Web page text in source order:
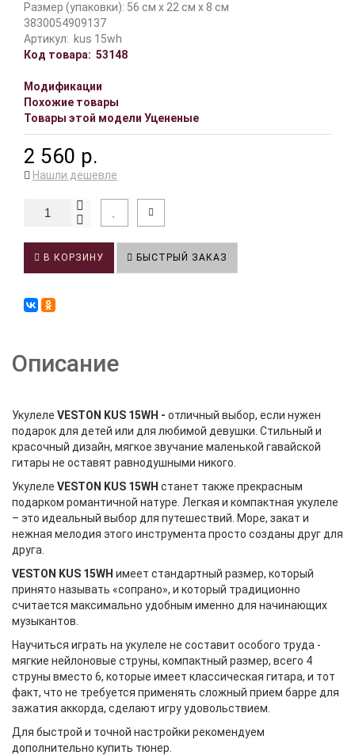
Размер (упаковки): 56 см x 22 см x 8 см
3830054909137
Артикул: kus 15wh
Код товара: 53148
Модификации
Похожие товары
Товары этой модели Уцененые
2 560 р.
Нашли дешевле
В КОРЗИНУ БЫСТРЫЙ ЗАКАЗ
Описание
Укулеле VESTON KUS 15WH - отличный выбор, если нужен
подарок для детей или для любимой девушки. Стильный и
красочный дизайн, мягкое звучание маленькой гавайской
гитары не оставят равнодушными никого.
Укулеле VESTON KUS 15WH станет также прекрасным
подарком романтичной натуре. Легкая и компактная укулеле
– это идеальный выбор для путешествий. Море, закат и
нежная мелодия этого инструмента просто созданы друг для
друга.
VESTON KUS 15WH имеет стандартный размер, который
принято называть «сопрано», и который традиционно
считается максимально удобным именно для начинающих
музыкантов.
Научиться играть на укулеле не составит особого труда -
мягкие нейлоновые струны, компактный размер, всего 4
струны вместо 6, которые имеет классическая гитара, и тот
факт, что не требуется применять сложный прием барре для
зажатия аккорда, сделают игру удовольствием.
Для быстрой и точной настройки рекомендуем
дополнительно купить тюнер.